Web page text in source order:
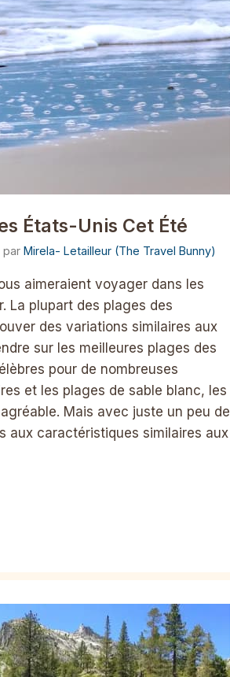
États-Unis Cet Été
par Mirela- Letailleur (The Travel Bunny)
aimeraient voyager dans les
La plupart des plages des
des variations similaires aux
sur les meilleures plages des
pour de nombreuses
et les plages de sable blanc, les
Mais avec juste un peu de
aux caractéristiques similaires aux